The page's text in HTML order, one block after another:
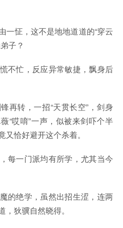
一怔，这不是地地道道的“穿云
子？
不忙，反应异常敏捷，飘身后
再转，一招“天贯长空”，剑身
“哎唷”一声，似被来剑吓个半
恰好避开这个杀着。
每一门派均有所学，尤其当今
的绝学，虽然出招生涩，连两
狄骥自然晓得。